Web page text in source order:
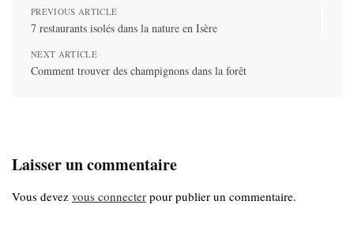
PREVIOUS ARTICLE
7 restaurants isolés dans la nature en Isère
NEXT ARTICLE
Comment trouver des champignons dans la forêt
Laisser un commentaire
Vous devez vous connecter pour publier un commentaire.